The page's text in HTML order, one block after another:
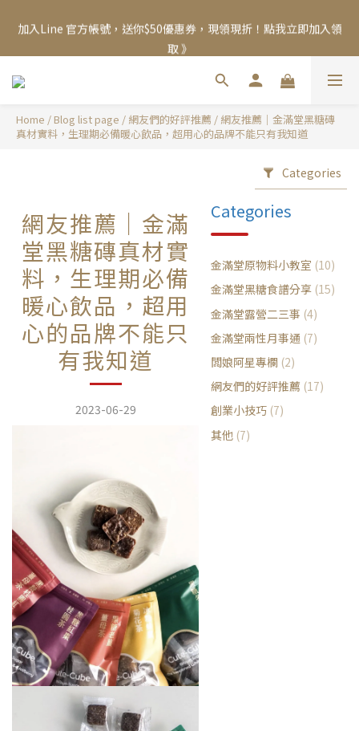
取 》
夏日限定🧊黑糖冬瓜茶＆冰糖蜂蜜菊花茶享優惠加購價$200
Home / Blog list page / 網友們的好評推薦 / 網友推薦｜金滿堂黑糖磚
真材實料，生理期必備暖心飲品，超用心的品牌不能只有我知道
Categories
網友推薦｜金滿
堂黑糖磚真材實
料，生理期必備
暖心飲品，超用
心的品牌不能只
有我知道
2023-06-29
Categories
金滿堂原物料小教室 (10)
金滿堂黑糖食譜分享 (15)
金滿堂露營二三事 (4)
金滿堂兩性月事通 (7)
闆娘阿星專欄 (2)
網友們的好評推薦 (17)
創業小技巧 (7)
其他 (7)